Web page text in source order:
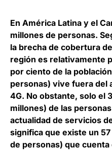
En América Latina y el
millones de personas.
la brecha de cobertura
región es relativamente
por ciento de la
personas) vive fuera del
4G. No obstante, solo el
millones) de las
actualidad de servicios
significa que existe un
de personas) que